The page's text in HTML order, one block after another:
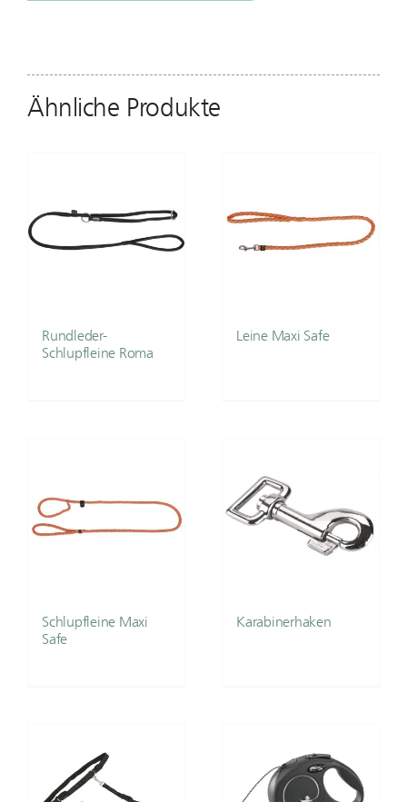
Ähnliche Produkte
Rundleder-
Schlupfleine Roma
Leine Maxi Safe
Schlupfleine Maxi
Safe
Karabinerhaken